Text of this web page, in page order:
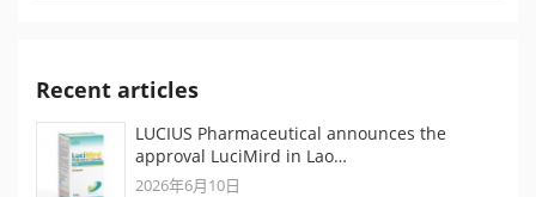
Recent articles
LUCIUS Pharmaceutical announces the
approval LuciMird in Lao…
2026年6月10日